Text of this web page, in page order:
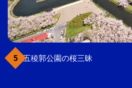
五稜郭公園の桜三昧